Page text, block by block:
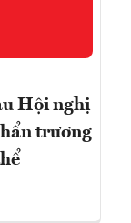
Hội nghị
trương